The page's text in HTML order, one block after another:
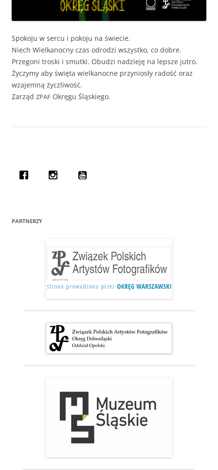
Spoko­ju w ser­cu i poko­ju na świecie.
Niech Wielka­noc­ny czas odrodzi wszys­tko, co dobre.
Prze­go­ni tros­ki i smut­ki. Obudzi nadzieję na lep­sze jutro.
Życzymy aby świę­ta wielka­noc­ne przyniosły radość oraz
wza­jem­ną życzliwość.
Zarząd ZPAF Okręgu Śląskiego.
PARTNERZY